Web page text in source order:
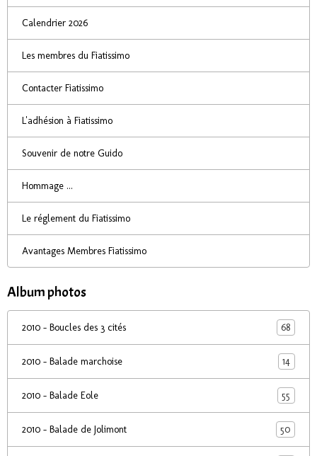
Calendrier 2026
Les membres du Fiatissimo
Contacter Fiatissimo
L'adhésion à Fiatissimo
Souvenir de notre Guido
Hommage ...
Le réglement du Fiatissimo
Avantages Membres Fiatissimo
Album photos
2010 - Boucles des 3 cités 68
2010 - Balade marchoise 14
2010 - Balade Eole 55
2010 - Balade de Jolimont 50